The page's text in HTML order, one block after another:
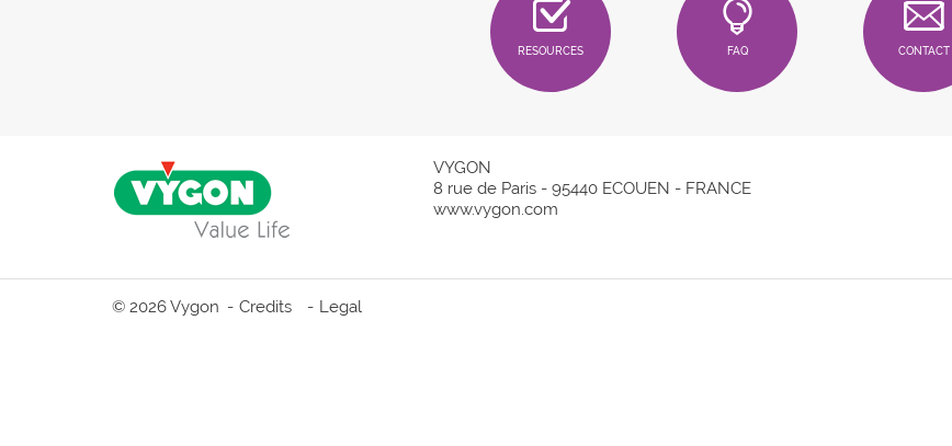
RESOURCES FAQ CONTACT
VYGON
8 rue de Paris - 95440 ECOUEN - FRANCE
www.vygon.com
© 2026 Vygon Credits Legal